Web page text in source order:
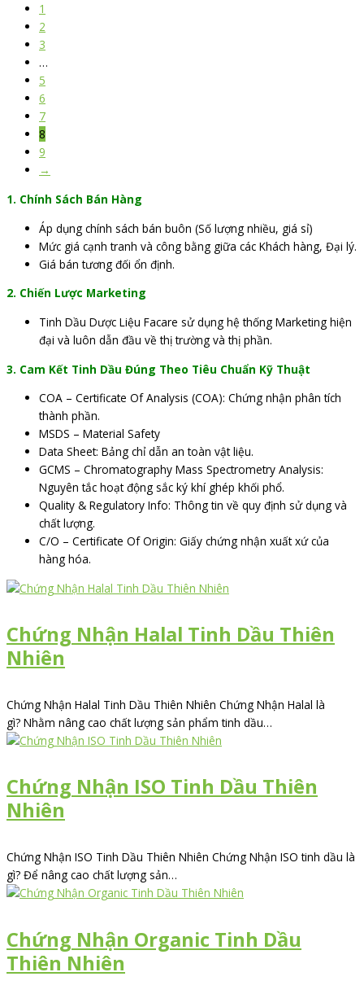
1
2
3
…
5
6
7
8
9
→
1. Chính Sách Bán Hàng
Áp dụng chính sách bán buôn (Số lượng nhiều, giá sỉ)
Mức giá cạnh tranh và công bằng giữa các Khách hàng, Đại lý.
Giá bán tương đối ổn định.
2. Chiến Lược Marketing
Tinh Dầu Dược Liệu Facare sử dụng hệ thống Marketing hiện
đại và luôn dẫn đầu về thị trường và thị phần.
3. Cam Kết Tinh Dầu Đúng Theo Tiêu Chuẩn Kỹ Thuật
COA – Certificate Of Analysis (COA): Chứng nhận phân tích
thành phần.
MSDS – Material Safety
Data Sheet: Bảng chỉ dẫn an toàn vật liệu.
GCMS – Chromatography Mass Spectrometry Analysis:
Nguyên tắc hoạt động sắc ký khí ghép khối phổ.
Quality & Regulatory Info: Thông tin về quy định sử dụng và
chất lượng.
C/O – Certificate Of Origin: Giấy chứng nhận xuất xứ của
hàng hóa.
Chứng Nhận Halal Tinh Dầu Thiên
Nhiên
Chứng Nhận Halal Tinh Dầu Thiên Nhiên Chứng Nhận Halal là
gì? Nhằm nâng cao chất lượng sản phẩm tinh dầu…
Chứng Nhận ISO Tinh Dầu Thiên
Nhiên
Chứng Nhận ISO Tinh Dầu Thiên Nhiên Chứng Nhận ISO tinh dầu là
gì? Để nâng cao chất lượng sản…
Chứng Nhận Organic Tinh Dầu
Thiên Nhiên